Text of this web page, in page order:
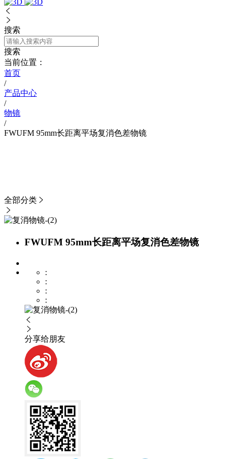


搜索
搜索
当前位置：
首页
/
产品中心
/
物镜
/
FWUFM 95mm长距离平场复消色差物镜
全部分类 

FWUFM 95mm长距离平场复消色差物镜
:
:
:
:


分享给朋友